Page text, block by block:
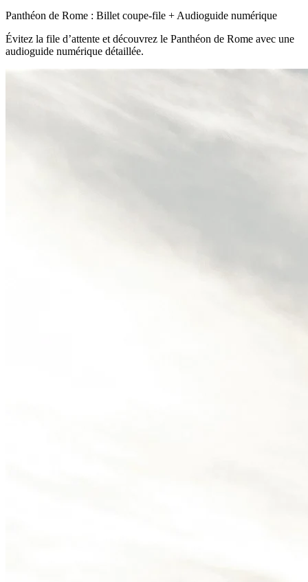
Panthéon de Rome : Billet coupe-file + Audioguide numérique
Évitez la file d’attente et découvrez le Panthéon de Rome avec une
audioguide numérique détaillée.